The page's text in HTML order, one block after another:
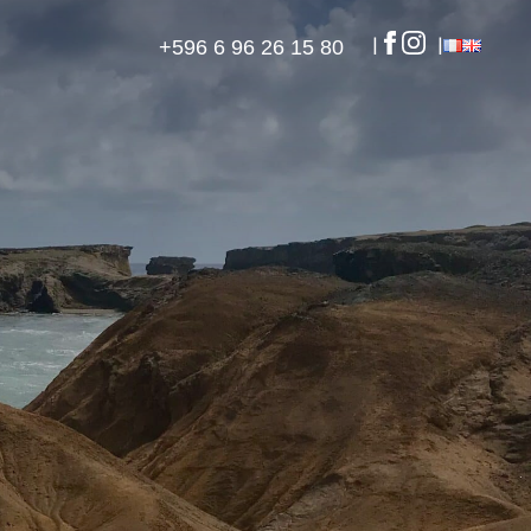
+596 6 96 26 15 80